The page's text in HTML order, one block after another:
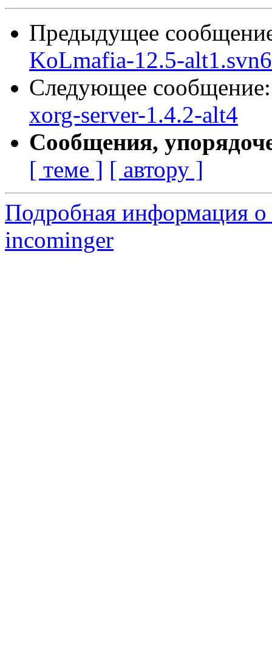
Предыдущее
KoLmafia-12.5-
Следующее
xorg-server-1.4.2-alt4
Сообщения,
[ теме ] [ автору ]
Подробная информация о
incominger